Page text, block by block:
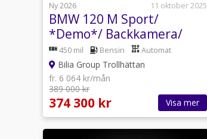
Ny 2026
11 oktober 2025
BMW 120 M Sport/
*Demo*/ Backkamera/
Driving Assistant
450 mil Bensin Automat
Bilia Group Trollhättan
fr. 6 064 kr/mån
389 000 kr
374 300 kr Visa mer